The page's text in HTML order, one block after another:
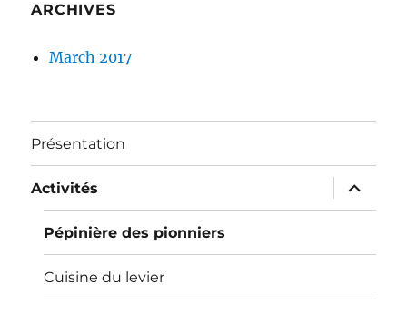
ARCHIVES
March 2017
Présentation
Activités
expand
child
menu
Pépinière des pionniers
Cuisine du levier